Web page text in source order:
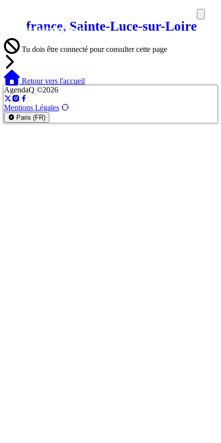
france, Sainte-Luce-sur-Loire
SORTIESMEDIA MAG
Tu dois être connecté pour consulter cette page
Retour vers l'accueil
AgendaQ ©2026
Mentions Légales
Paris (FR)